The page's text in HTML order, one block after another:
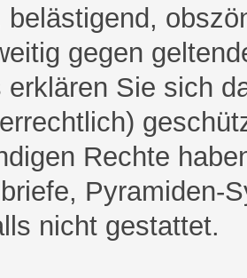
belästigend,
gegen
erklären Sie sich
Rechte
Pyramiden-
nicht gestattet.